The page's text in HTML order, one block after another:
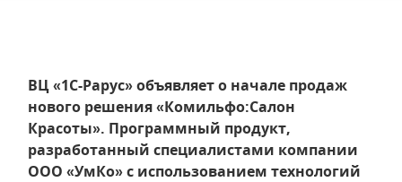
ВЦ «1С-Рарус» объявляет о начале продаж
нового решения «Комильфо:Салон
Красоты». Программный продукт,
разработанный специалистами компании
ООО «УмКо» с использованием технологий